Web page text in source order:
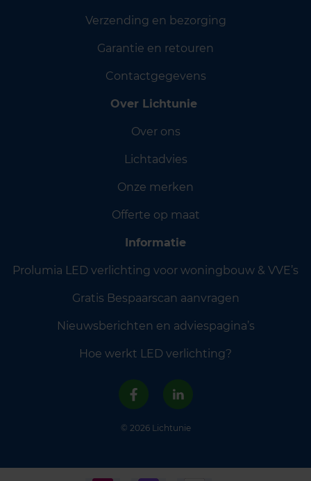
Verzending en bezorging
Garantie en retouren
Contactgegevens
Over Lichtunie
Over ons
Lichtadvies
Onze merken
Offerte op maat
Informatie
Prolumia LED verlichting voor woningbouw & VVE’s
Gratis Bespaarscan aanvragen
Nieuwsberichten en adviespagina’s
Hoe werkt LED verlichting?
© 2026 Lichtunie